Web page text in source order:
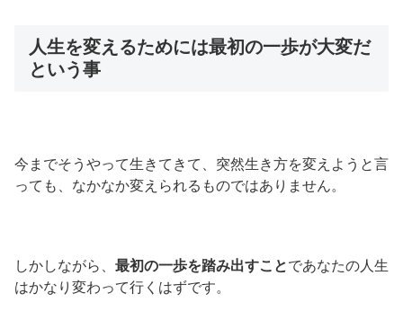
人生を変えるためには最初の一歩が大変だ
という事
今までそうやって生きてきて、突然生き方を変えようと言
っても、なかなか変えられるものではありません。
しかしながら、 最初の一歩を踏み出すことであなたの人生
はかなり変わって行くはずです。